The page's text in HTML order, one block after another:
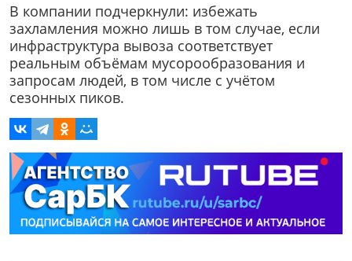
В компании подчеркнули: избежать
захламления можно лишь в том случае, если
инфраструктура вывоза соответствует
реальным объёмам мусорообразования и
запросам людей, в том числе с учётом
сезонных пиков.